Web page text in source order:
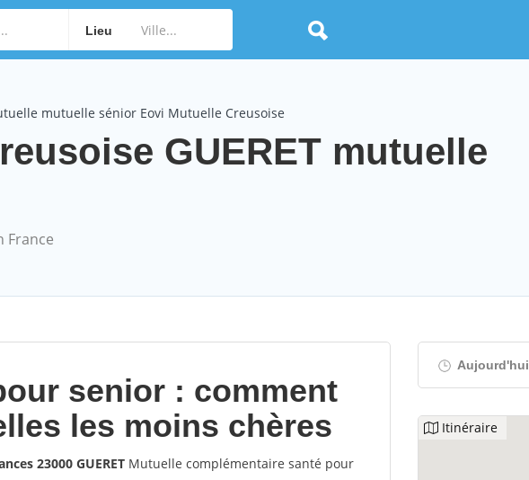
Lieu
mutuelle sénior Eovi Mutuelle Creusoise
GUERET mutuelle
France
senior : comment
les moins chères
23000 GUERET Mutuelle complémentaire santé pour
Aujourd'hui
Itinéraire